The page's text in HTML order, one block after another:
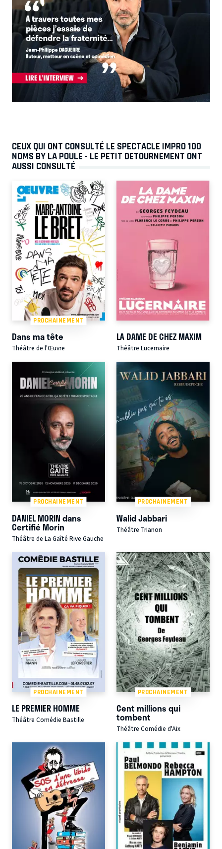
CEUX QUI ONT CONSULTÉ LE SPECTACLE IMPRO 100
NOMS BY LA POULE - LE PETIT DETOURNEMENT ONT
AUSSI CONSULTÉ
PROCHAINEMENT
Dans ma tête
Théâtre de l'Œuvre
LA DAME DE CHEZ MAXIM
Théâtre Lucernaire
PROCHAINEMENT
DANIEL MORIN dans
Certifié Morin
Théâtre de La Gaîté Rive Gauche
PROCHAINEMENT
Walid Jabbari
Théâtre Trianon
PROCHAINEMENT
LE PREMIER HOMME
Théâtre Comédie Bastille
PROCHAINEMENT
Cent millions qui
tombent
Théâtre Comédie d'Aix